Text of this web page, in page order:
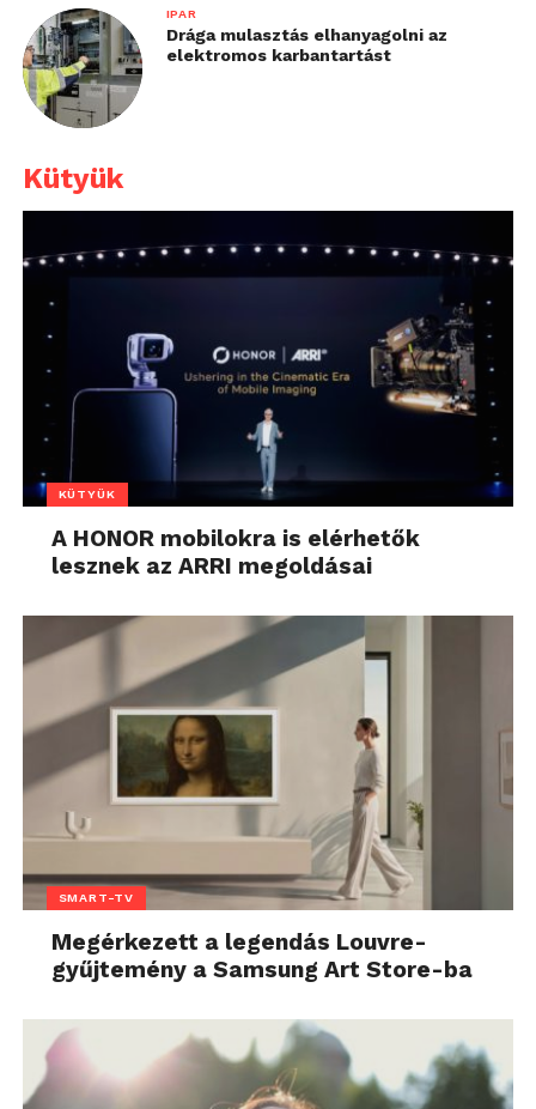
IPAR
Drága mulasztás elhanyagolni az
elektromos karbantartást
Kütyük
KÜTYÜK
A HONOR mobilokra is elérhetők
lesznek az ARRI megoldásai
SMART-TV
Megérkezett a legendás Louvre-
gyűjtemény a Samsung Art Store-ba